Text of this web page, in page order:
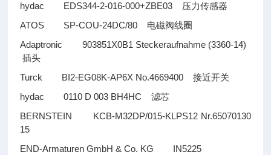
hydac EDS344-2-016-000+ZBE03 压力传感器
ATOS SP-COU-24DC/80 电磁阀线圈
Adaptronic 903851X0B1 Steckeraufnahme (3360-14)
插头
Turck BI2-EG08K-AP6X No.4669400接近开关
hydac 0110 D 003 BH4HC滤芯
BERNSTEIN KCB-M32DP/015-KLPS12 Nr.65070130
15
END-Armaturen GmbH & Co. KG IN5225